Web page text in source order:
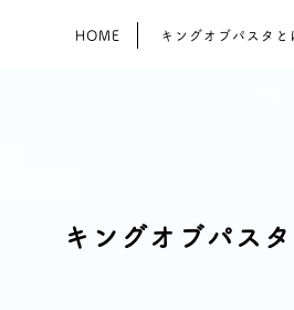
HOME キングオブパスタと
キングオブパス